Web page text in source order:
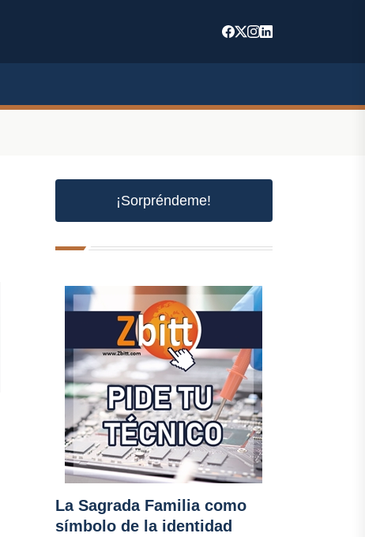
¡Sorpréndeme!
La Sagrada Familia como
símbolo de la identidad